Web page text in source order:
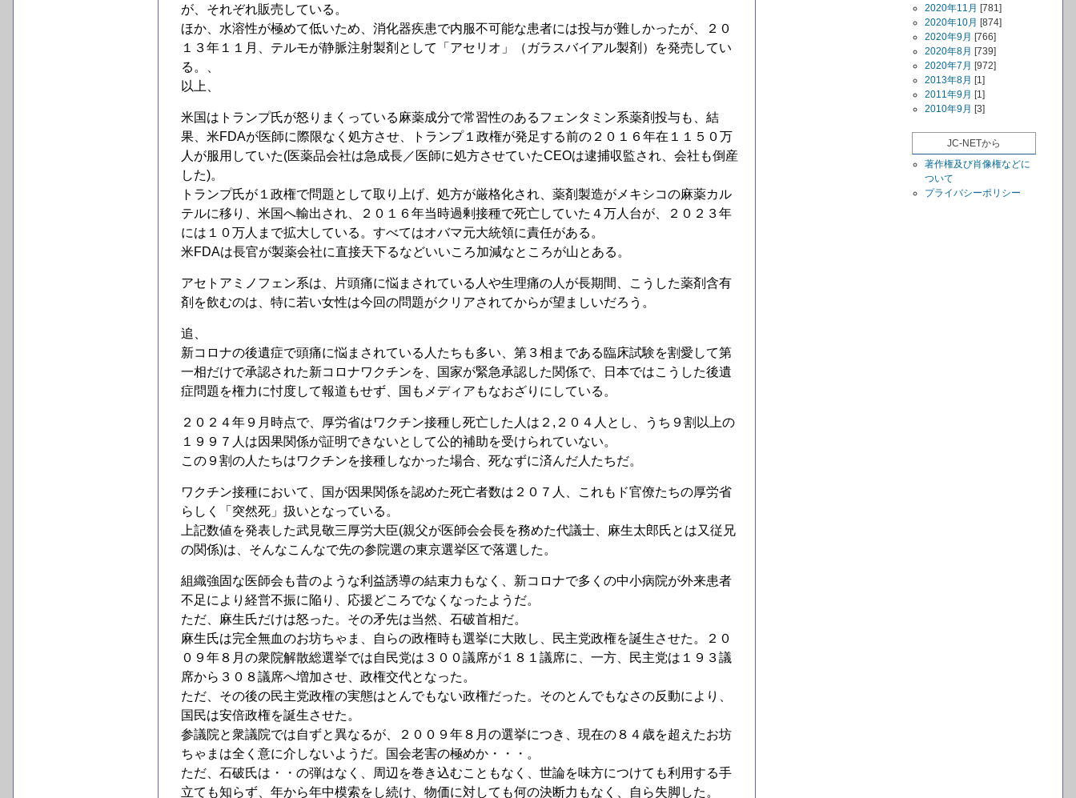
が、それぞれ販売している。
ほか、水溶性が極めて低いため、消化器疾患で内服不可能な患者には投与が難しかったが、２０
１３年１１月、テルモが静脈注射製剤として「アセリオ」（ガラスバイアル製剤）を発売してい
る。、
以上、
米国はトランプ氏が怒りまくっている麻薬成分で常習性のあるフェンタミン系薬剤投与も、結
果、米FDAが医師に際限なく処方させ、トランプ１政権が発足する前の２０１６年在１１５０万
人が服用していた(医薬品会社は急成長／医師に処方させていたCEOは逮捕収監され、会社も倒産
した)。
トランプ氏が１政権で問題として取り上げ、処方が厳格化され、薬剤製造がメキシコの麻薬カル
テルに移り、米国へ輸出され、２０１６年当時過剰接種で死亡していた４万人台が、２０２３年
には１０万人まで拡大している。すべてはオバマ元大統領に責任がある。
米FDAは長官が製薬会社に直接天下るなどいいころ加減なところが山とある。
アセトアミノフェン系は、片頭痛に悩まされている人や生理痛の人が長期間、こうした薬剤含有
剤を飲むのは、特に若い女性は今回の問題がクリアされてからが望ましいだろう。
追、
新コロナの後遺症で頭痛に悩まされている人たちも多い、第３相まである臨床試験を割愛して第
一相だけで承認された新コロナワクチンを、国家が緊急承認した関係で、日本ではこうした後遺
症問題を権力に忖度して報道もせず、国もメディアもなおざりにしている。
２０２４年９月時点で、厚労省はワクチン接種し死亡した人は２,２０４人とし、うち９割以上の
１９９７人は因果関係が証明できないとして公的補助を受けられていない。
この９割の人たちはワクチンを接種しなかった場合、死なずに済んだ人たちだ。
ワクチン接種において、国が因果関係を認めた死亡者数は２０７人、これもド官僚たちの厚労省
らしく「突然死」扱いとなっている。
上記数値を発表した武見敬三厚労大臣(親父が医師会会長を務めた代議士、麻生太郎氏とは又従兄
の関係)は、そんなこんなで先の参院選の東京選挙区で落選した。
組織強固な医師会も昔のような利益誘導の結束力もなく、新コロナで多くの中小病院が外来患者
不足により経営不振に陥り、応援どころでなくなったようだ。
ただ、麻生氏だけは怒った。その矛先は当然、石破首相だ。
麻生氏は完全無血のお坊ちゃま、自らの政権時も選挙に大敗し、民主党政権を誕生させた。２０
０９年８月の衆院解散総選挙では自民党は３００議席が１８１議席に、一方、民主党は１９３議
席から３０８議席へ増加させ、政権交代となった。
ただ、その後の民主党政権の実態はとんでもない政権だった。そのとんでもなさの反動により、
国民は安倍政権を誕生させた。
参議院と衆議院では自ずと異なるが、２００９年８月の選挙につき、現在の８４歳を超えたお坊
ちゃまは全く意に介しないようだ。国会老害の極めか・・・。
ただ、石破氏は・・の弾はなく、周辺を巻き込むこともなく、世論を味方につけても利用する手
立ても知らず、年から年中模索をし続け、物価に対しても何の決断力もなく、自ら失脚した。
2020年11月 [781]
2020年10月 [874]
2020年9月 [766]
2020年8月 [739]
2020年7月 [972]
2013年8月 [1]
2011年9月 [1]
2010年9月 [3]
JC-NETから
著作権及び肖像権などに
ついて
プライバシーポリシー